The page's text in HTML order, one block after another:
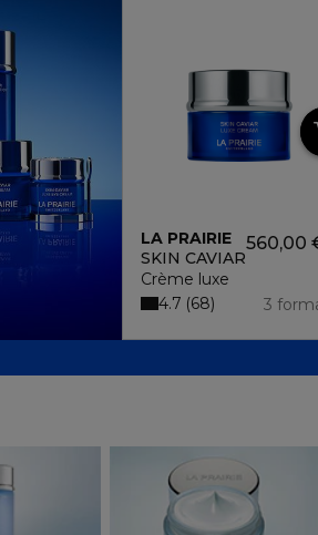
LA PRAIRIE
SKIN CAVIAR
Crème luxe
560,00
3
4.7 68